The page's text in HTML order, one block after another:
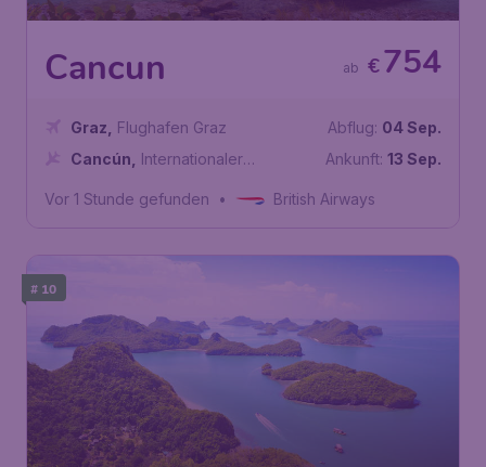
Cancun €754
ab
Graz
Flughafen Graz
Cancún
Internationaler
Abflug: 04 Sep.
Ankunft: 13 Sep.
Vor 1 Stunde gefunden • British Airways
# 10